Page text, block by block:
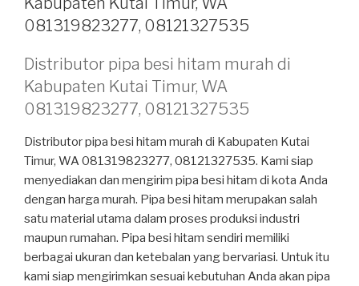
081319823277, 08121327535
Distributor pipa besi hitam murah di
Kabupaten Kutai Timur, WA
081319823277, 08121327535
Distributor pipa besi hitam murah di Kabupaten Kutai
Timur, WA 081319823277, 08121327535. Kami siap
menyediakan dan mengirim pipa besi hitam di kota Anda
dengan harga murah. Pipa besi hitam merupakan salah
satu material utama dalam proses produksi industri
maupun rumahan. Pipa besi hitam sendiri memiliki
berbagai ukuran dan ketebalan yang bervariasi. Untuk itu
kami siap mengirimkan sesuai kebutuhan Anda akan pipa